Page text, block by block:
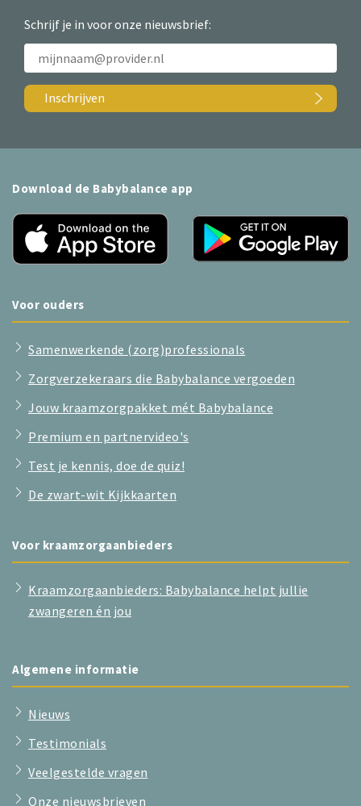
Schrijf je in voor onze nieuwsbrief:
Inschrijven
Download de Babybalance app
Voor ouders
Samenwerkende (zorg)professionals
Zorgverzekeraars die Babybalance vergoeden
Jouw kraamzorgpakket mét Babybalance
Premium en partnervideo's
Test je kennis, doe de quiz!
De zwart-wit Kijkkaarten
Voor kraamzorgaanbieders
Kraamzorgaanbieders: Babybalance helpt jullie
zwangeren én jou
Algemene informatie
Nieuws
Testimonials
Veelgestelde vragen
Onze nieuwsbrieven